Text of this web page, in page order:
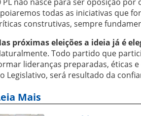
todas as iniciativas que
construtivas, sempre
próximas eleições a ideia já é
Todo partido que
lideranças preparadas, éticas
Legislativo, será resultado da
Mais